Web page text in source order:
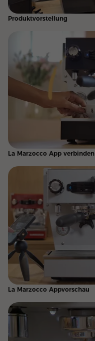
Produktvorstellung
La Marzocco App verbinden
La Marzocco Appvorschau